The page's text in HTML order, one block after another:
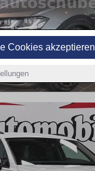
Cookies akzeptieren